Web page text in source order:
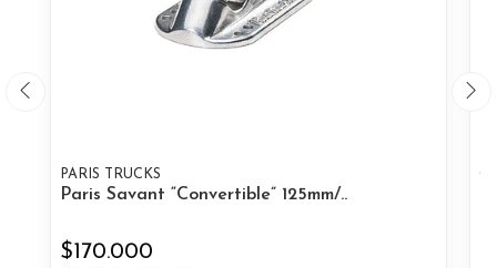
PARIS TRUCKS
Paris Savant “Convertible” 125mm/..
$170.000